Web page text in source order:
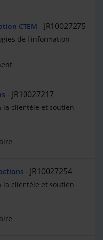
CTEM JR10027275
de l'information
JR10027217
la clientèle et soutien
JR10027254
la clientèle et soutien